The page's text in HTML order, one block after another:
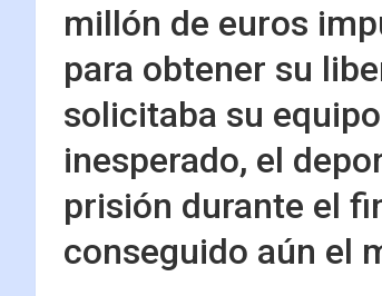
millón de euros
para obtener su
solicitaba su
inesperado, el
prisión durante el
conseguido aún el